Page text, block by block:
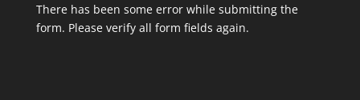
There has been some error while submitting the
form. Please verify all form fields again.